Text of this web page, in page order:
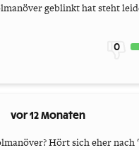
geblinkt hat steht
0
vor 12 Monaten
Hört sich eher